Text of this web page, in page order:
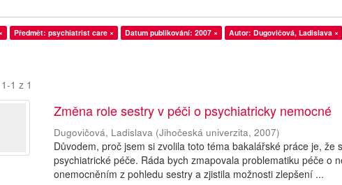
Předmět: psychiatrist care × Datum publikování: 2007 × Autor: Dugovičová, Ladislava ×
1 z 1
Změna role sestry v péči o psychiatricky nemocné
Dugovičová, Ladislava (Jihočeská univerzita,2007)
Důvodem, proč jsem si zvolila toto téma bakalářské práce je, že
psychiatrické péče. Ráda bych zmapovala problematiku péče o
onemocněním z pohledu sestry a zjistila možnosti zlepšení ...